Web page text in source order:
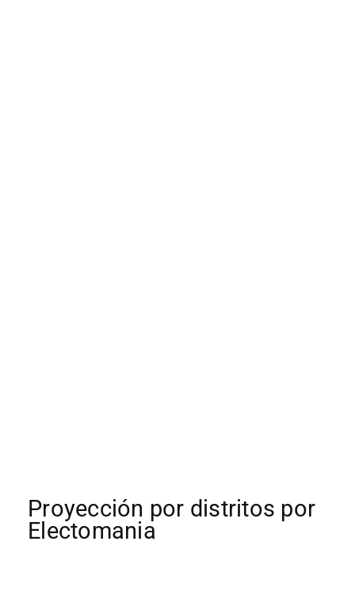
Proyección por distritos por
Electomania